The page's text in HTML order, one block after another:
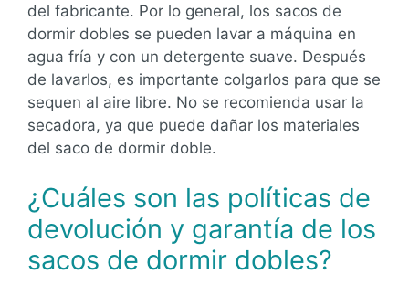
del fabricante. Por lo general, los sacos de
dormir dobles se pueden lavar a máquina en
agua fría y con un detergente suave. Después
de lavarlos, es importante colgarlos para que se
sequen al aire libre. No se recomienda usar la
secadora, ya que puede dañar los materiales
del saco de dormir doble.
¿Cuáles son las políticas de
devolución y garantía de los
sacos de dormir dobles?